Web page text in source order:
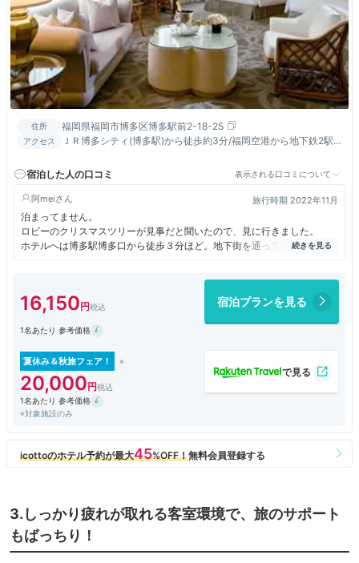
住所 福岡県福岡市博多区博多駅前2-18-25
アクセス
ＪＲ博多シティ(博多駅)から徒歩約3分/福岡空港から地下鉄2駅
宿泊した人の口コミ
表示される口コミについて
阿mei 旅行時期 2022年11月
泊まってません。
ロビーのクリスマスツリーが見事だと聞いたので、見に行きました。
ホテルへは博多駅博多口から徒歩３分ほど。地下街を通っても直通で行け
ます。
ツリーの周りを囲むクマちゃんたちの仕草が色々で、賑やかで可愛い。
くるみ割り人形や豪華な赤い椅子も置かれフォトスポットにピッタリ。
開催時期は12月25日まで。点灯時間は17時&#12316;24時まで。
りました。
16,150 宿泊プランを見る
1名あたり 参考価格
夏休み＆秋旅フェア！
20,000
1名あたり 参考価格
※対象施設のみ
3.しっかり疲れが取れる客室環境で、旅のサポート
もばっちり！